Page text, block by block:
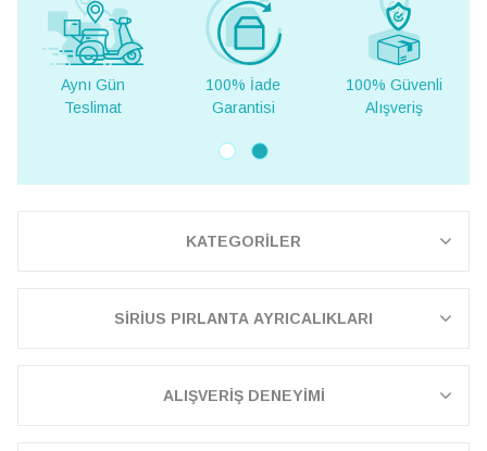
100% İade
Garantisi
100% Güvenli
Alışveriş
Yurt Dışına
Teslimat
KATEGORİLER
SİRİUS PIRLANTA AYRICALIKLARI
ALIŞVERİŞ DENEYİMİ